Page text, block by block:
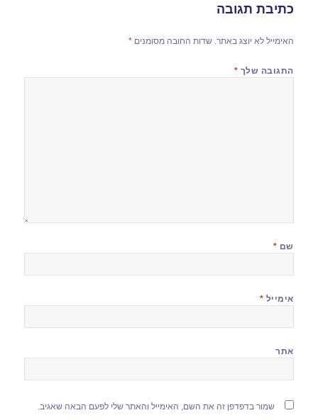
כתיבת תגובה
האימייל לא יוצג באתר. שדות החובה מסומנים*
התגובה שלך *
שם *
אימייל *
אתר
שמור בדפדפן זה את השם, האימייל והאתר שלי לפעם הבאה שאגיב.